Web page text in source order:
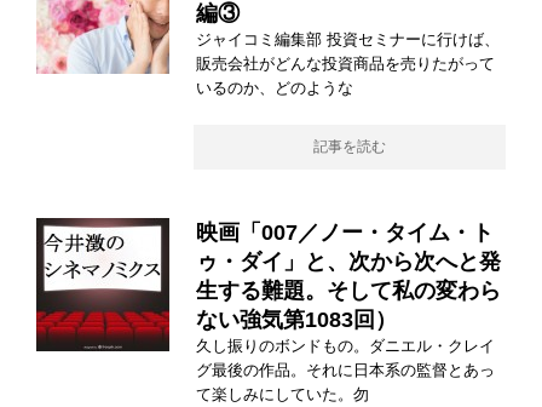
編③
ジャイコミ編集部 投資セミナーに行けば、
販売会社がどんな投資商品を売りたがって
いるのか、どのような
記事を読む
映画「007／ノー・タイム・ト
ゥ・ダイ」と、次から次へと発
生する難題。そして私の変わら
ない強気第1083回）
久し振りのボンドもの。ダニエル・クレイ
グ最後の作品。それに日本系の監督とあっ
て楽しみにしていた。勿